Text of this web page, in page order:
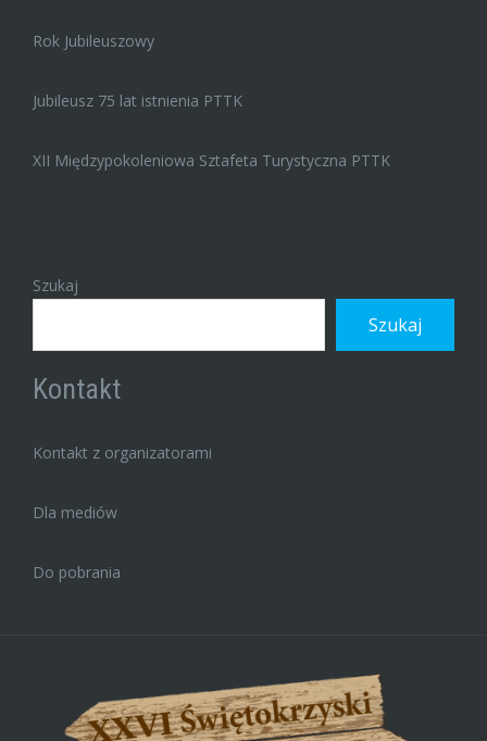
Rok Jubileuszowy
Jubileusz 75 lat istnienia PTTK
XII Międzypokoleniowa Sztafeta Turystyczna PTTK
Szukaj
Szukaj
Kontakt
Kontakt z organizatorami
Dla mediów
Do pobrania